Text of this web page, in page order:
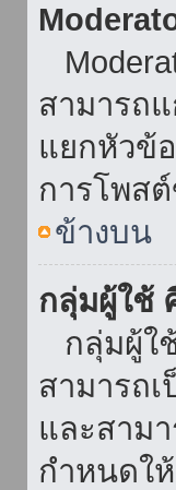
สามารถ
แยกหัวข้
การโพส
ข้างบน
กลุ่มผู้ใช้
กลุ่มผู้ใ
สามารถ
และสาม
กำหนดใ